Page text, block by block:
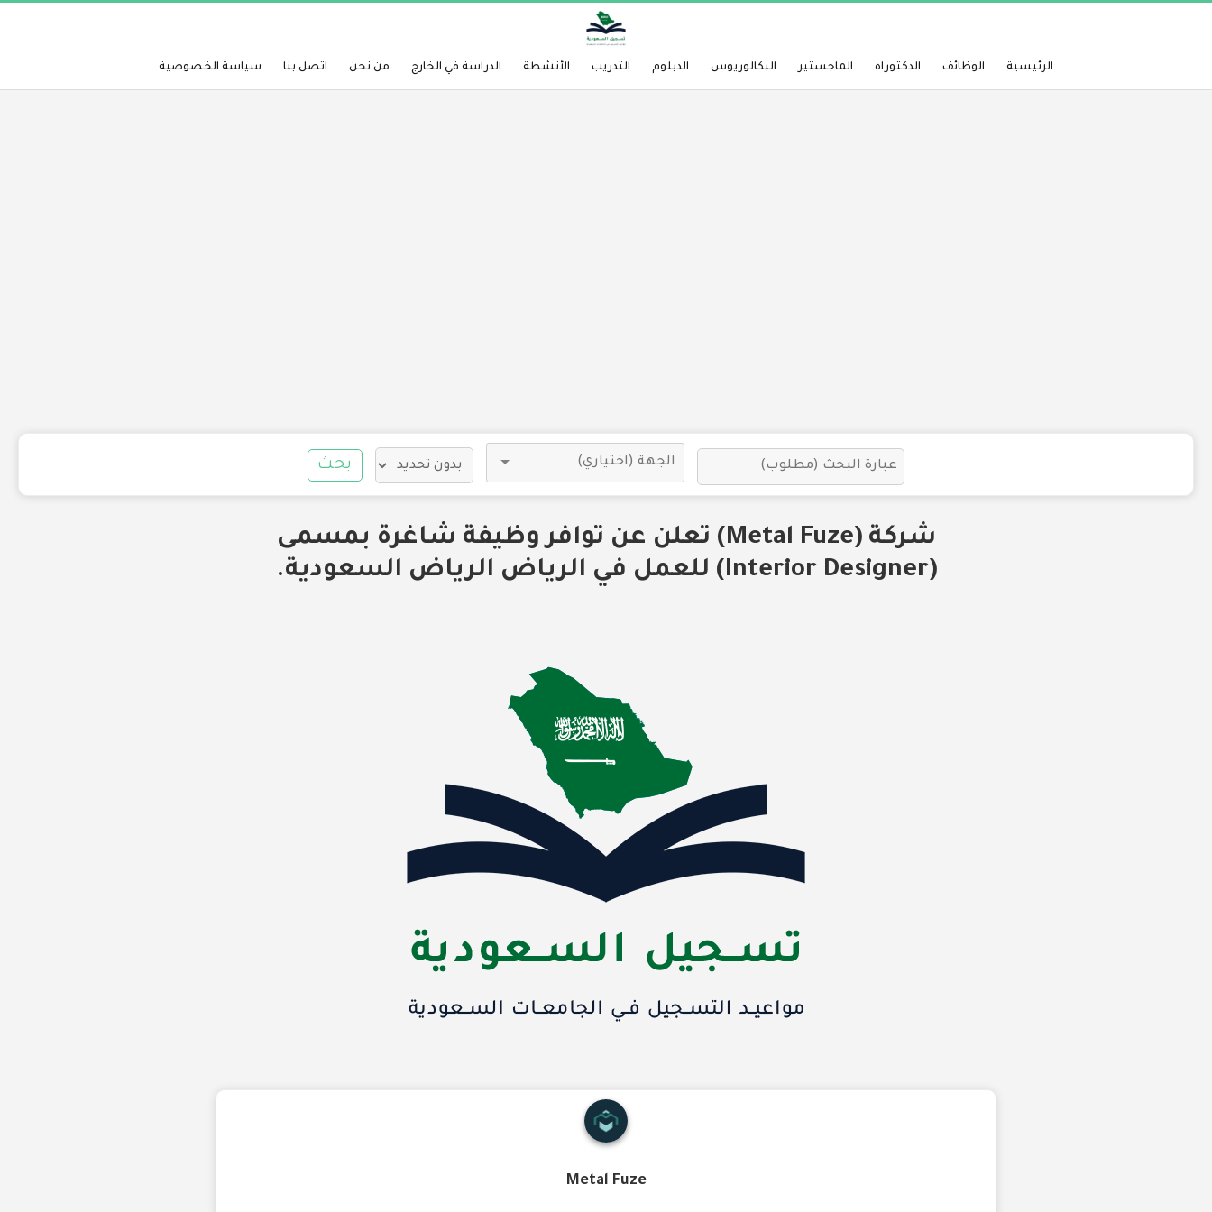
الرئيسية الوظائف الدكتوراه الماجستير البكالوريوس الدبلوم التدريب الأنشطة الدراسة في الخارج من نحن اتصل بنا سياسة الخصوصية
بحث
شركة (Metal Fuze) تعلن عن توافر وظيفة شاغرة بمسمى
(Interior Designer) للعمل في الرياض الرياض السعودية.
Metal Fuze